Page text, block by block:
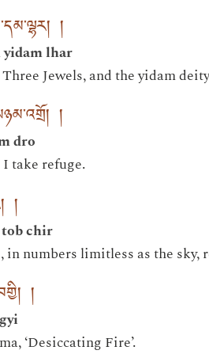
།
yidam lhar
Jewels, and the yidam
།
dro
take refuge.
།
tob chir
in numbers limitless as the sky,
།
‘Desiccating Fire’.